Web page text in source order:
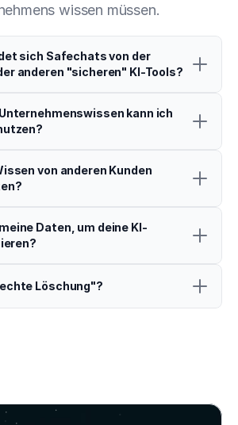
wissen müssen.
sich Safechats von der
anderen "sicheren" KI-Tools?
kann ich
von anderen Kunden
Daten, um deine KI-
Löschung"?